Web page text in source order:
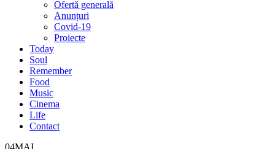
Ofertă generală
Anunțuri
Covid-19
Proiecte
Today
Soul
Remember
Food
Music
Cinema
Life
Contact
04MAI